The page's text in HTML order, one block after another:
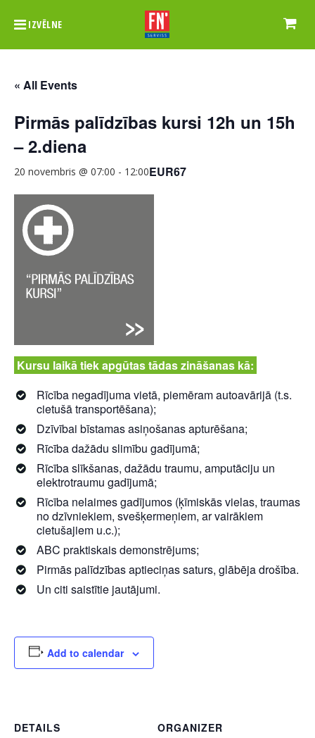
IZVĒLNE
« All Events
Pirmās palīdzības kursi 12h un 15h
– 2.diena
20 novembris @ 07:00 - 12:00EUR67
Kursu laikā tiek apgūtas tādas zināšanas kā:
Rīcība negadījuma vietā, piemēram autoavārijā (t.s.
cietušā transportēšana);
Dzīvībai bīstamas asiņošanas apturēšana;
Rīcība dažādu slimību gadījumā;
Rīcība slīkšanas, dažādu traumu, amputāciju un
elektrotraumu gadījumā;
Rīcība nelaimes gadījumos (ķīmiskās vielas, traumas
no dzīvniekiem, svešķermeņiem, ar vairākiem
cietušajiem u.c.);
ABC praktiskais demonstrējums;
Pirmās palīdzības aptieciņas saturs, glābēja drošība.
Un citi saistītie jautājumi.
Add to calendar
DETAILS
ORGANIZER